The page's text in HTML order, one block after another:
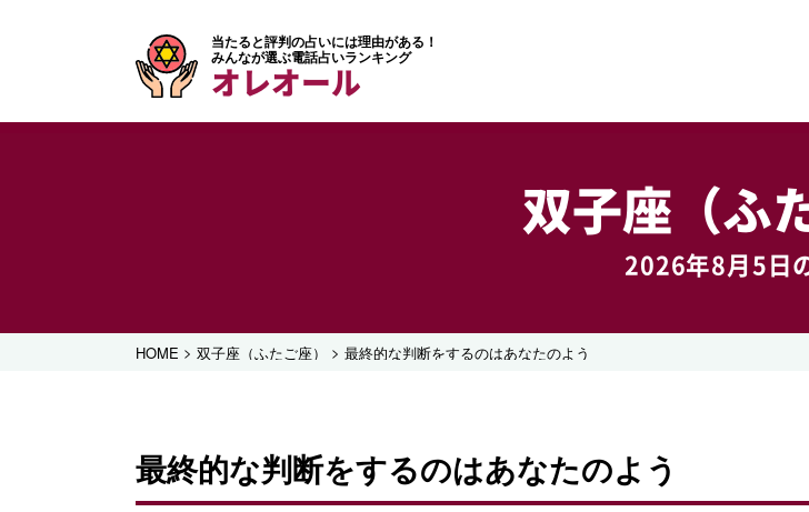
当たると評判の占いには理由がある！
みんなが選ぶ電話占いランキング
オレオール
双子座（ふ
2026年8月5日
HOME > 双子座（ふたご座） > 最終的な判断をするのはあなたのよう
最終的な判断をするのはあなたのよう